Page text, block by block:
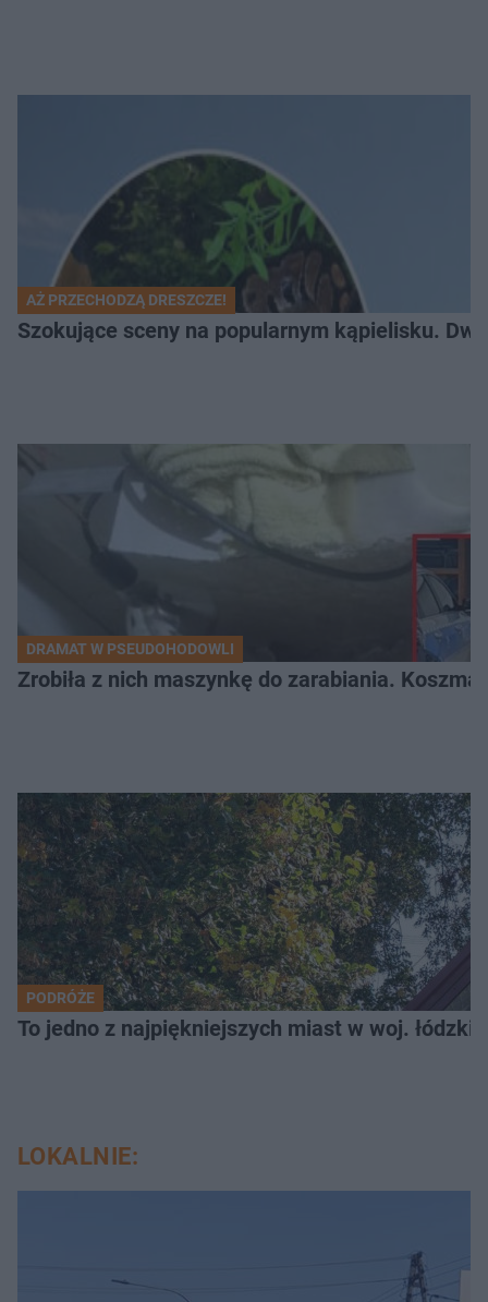
AŻ PRZECHODZĄ DRESZCZE!
Szokujące sceny na popularnym kąpielisku.
DRAMAT W PSEUDOHODOWLI
Zrobiła z nich maszynkę do zarabiania.
PODRÓŻE
To jedno z najpiękniejszych miast w woj.
LOKALNIE: